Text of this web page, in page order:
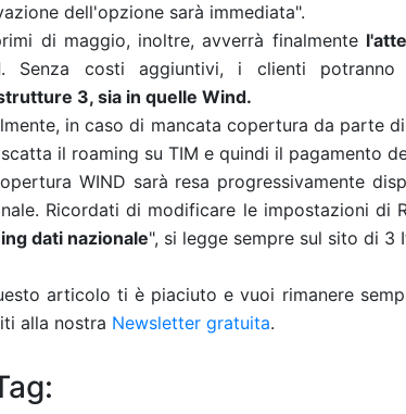
dell'opzione sarà immediata".
di maggio, inoltre, avverrà finalmente
. Senza costi aggiuntivi, i clienti
3, sia in quelle Wind.
in caso di mancata copertura da parte
il roaming su TIM e quindi il pagamento
WIND sarà resa progressivamente
Ricordati di modificare le impostazioni di
dati nazionale", si legge sempre sul sito di 3
articolo ti è piaciuto e vuoi rimanere
alla nostra Newsletter gratuita.